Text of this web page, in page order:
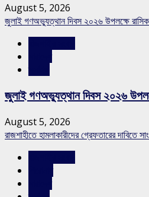
August 5, 2026
জুলাই গণঅভ্যুত্থান দিবস ২০২৬ উপলক্ষে রাসিক
জুলাই গণঅভ্যুত্থান দিবস ২০২৬
August 5, 2026
রাজশাহীতে হামলাকারীদের গ্রেফতারের দাবিতে